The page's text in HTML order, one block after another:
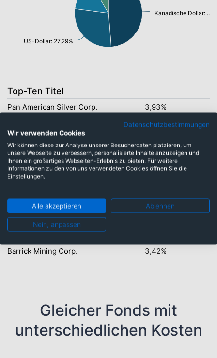
Kanadische Dollar: 46,83%
US-Dollar: 27,29%
Top-Ten Titel
Pan American Silver Corp.
3,93%
3,90%
Eldorado Gold Corp. Ltd.
Coeur Mining Inc.
3,72%
Northern Star Resources Ltd.
3,69%
SSR Mining Inc.
3,65%
AngloGold Ashanti Plc.
Endeavour Silver Corp.
Barrick Mining Corp.
3,42%
Gleicher Fonds mit
unterschiedlichen Kosten
Datenschutzbestimmungen
Wir verwenden Cookies
Wir können diese zur Analyse unserer Besucherdaten platzieren, um
unsere Webseite zu verbessern, personalisierte Inhalte anzuzeigen und
Ihnen ein großartiges Webseiten-Erlebnis zu bieten. Für weitere
Informationen zu den von uns verwendeten Cookies öffnen Sie die
Einstellungen.
Alle akzeptieren Ablehnen
Nein, anpassen